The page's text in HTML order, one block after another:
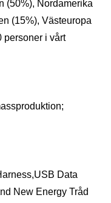
(50%), Nordamerika
(15%), Västeuropa
personer i vårt
Data
New Energy Tråd